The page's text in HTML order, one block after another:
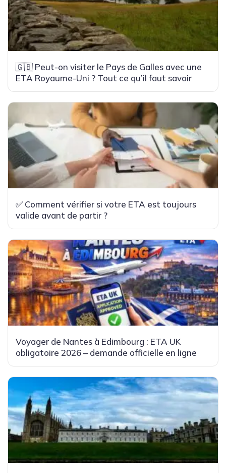
🇬🇧 Peut-on visiter le Pays de Galles avec une
ETA Royaume-Uni ? Tout ce qu’il faut savoir
✅ Comment vérifier si votre ETA est toujours
valide avant de partir ?
Voyager de Nantes à Edimbourg : ETA UK
obligatoire 2026 – demande officielle en ligne